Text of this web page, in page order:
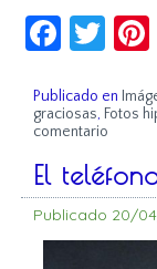
Publicado en
graciosas, Fotos
comentario
El
Publicado 20/